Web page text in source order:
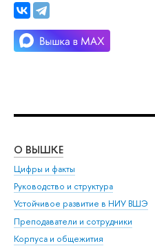
О ВЫШКЕ
Цифры и факты
Руководство и структура
Устойчивое развитие в НИУ ВШЭ
Преподаватели и сотрудники
Корпуса и общежития